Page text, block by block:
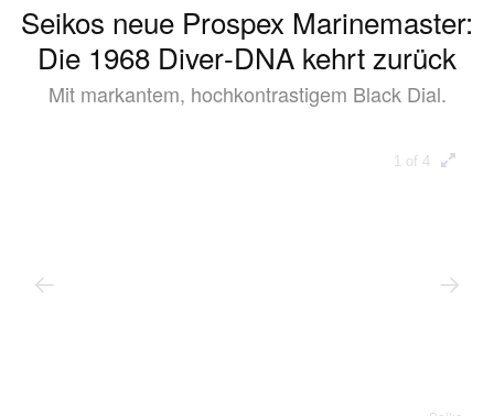
Seikos neue Prospex Marinemaster:
Die 1968 Diver‑DNA kehrt zurück
Mit markantem, hochkontrastigem Black Dial.
1 of 4